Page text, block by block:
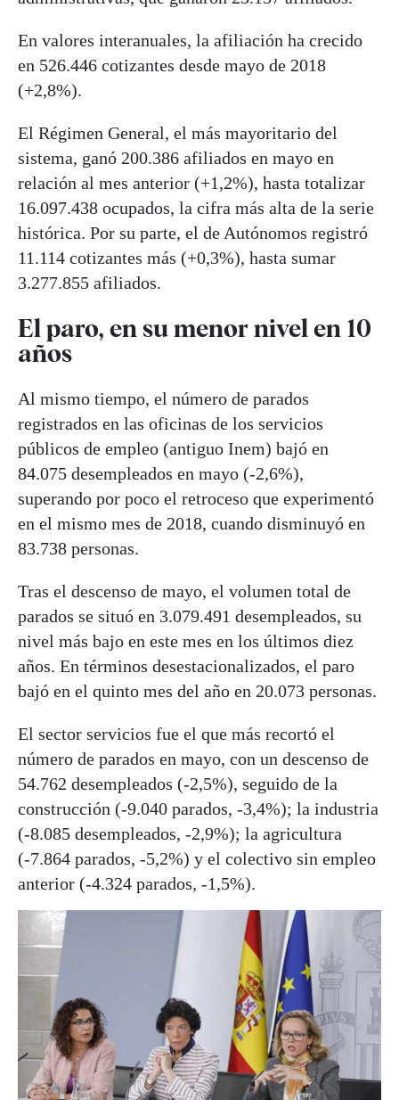
En valores interanuales, la afiliación ha crecido
en 526.446 cotizantes desde mayo de 2018
(+2,8%).
El Régimen General, el más mayoritario del
sistema, ganó 200.386 afiliados en mayo en
relación al mes anterior (+1,2%), hasta totalizar
16.097.438 ocupados, la cifra más alta de la serie
histórica. Por su parte, el de Autónomos registró
11.114 cotizantes más (+0,3%), hasta sumar
3.277.855 afiliados.
El paro, en su menor nivel en 10
años
Al mismo tiempo, el número de parados
registrados en las oficinas de los servicios
públicos de empleo (antiguo Inem) bajó en
84.075 desempleados en mayo (-2,6%),
superando por poco el retroceso que experimentó
en el mismo mes de 2018, cuando disminuyó en
83.738 personas.
Tras el descenso de mayo, el volumen total de
parados se situó en 3.079.491 desempleados, su
nivel más bajo en este mes en los últimos diez
años. En términos desestacionalizados, el paro
bajó en el quinto mes del año en 20.073 personas.
El sector servicios fue el que más recortó el
número de parados en mayo, con un descenso de
54.762 desempleados (-2,5%), seguido de la
construcción (-9.040 parados, -3,4%); la industria
(-8.085 desempleados, -2,9%); la agricultura
(-7.864 parados, -5,2%) y el colectivo sin empleo
anterior (-4.324 parados, -1,5%).